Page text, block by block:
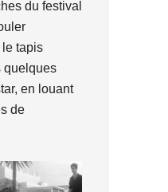
du festival
tapis
quelques
en louant
de